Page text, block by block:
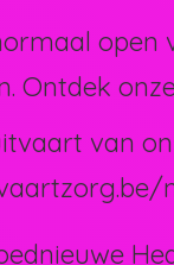
open
Ontdek
van